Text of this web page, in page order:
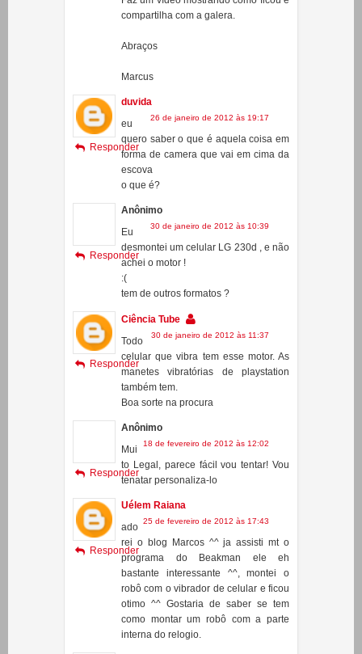
Alex!
Que bom que funcionou!
compartilha com a galera.
Abraços
Marcus
Responder
duvida
26 de janeiro de 2012 às 19:17
eu
quero saber o que é aquela coisa em
forma de camera que vai em cima da
escova
o que é?
Responder
Anônimo
30 de janeiro de 2012 às 10:39
Eu
desmontei um celular LG 230d , e não
achei o motor !
:(
tem de outros formatos ?
Responder
Ciência Tube
30 de janeiro de 2012 às 11:37
Todo
celular que vibra tem esse motor. As
manetes vibratórias de playstation
também tem.
Boa sorte na procura
Responder
Anônimo
18 de fevereiro de 2012 às 12:02
Mui
to Legal, parece fácil vou tentar! Vou
tenatar personaliza-lo
Responder
Uélem Raiana
25 de fevereiro de 2012 às 17:43
ado
rei o blog Marcos ^^ ja assisti mt o
programa do Beakman ele eh
bastante interessante ^^, montei o
robô com o vibrador de celular e ficou
otimo ^^ Gostaria de saber se tem
Responder